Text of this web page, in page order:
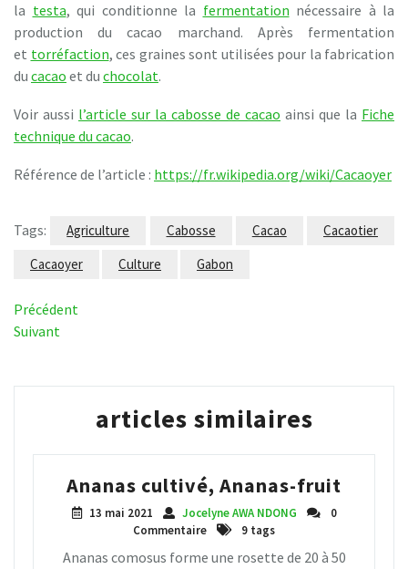
la testa, qui conditionne la fermentation nécessaire à la
production du cacao marchand. Après fermentation
et torréfaction, ces graines sont utilisées pour la fabrication
du cacao et du chocolat.
Voir aussi l’article sur la cabosse de cacao ainsi que la Fiche
technique du cacao.
Référence de l’article : https://fr.wikipedia.org/wiki/Cacaoyer
Tags: Agriculture Cabosse Cacao
Cacaotier
Cacaoyer
Culture Gabon
Navigation
de
l’article
Article
précédent
Précédent
Article
Suivant
articles similaires
Ananas cultivé, Ananas-fruit
13 mai 2021 Jocelyne AWA NDONG
0
Commentaire
9 tags
Ananas comosus forme une rosette de 20 à 50